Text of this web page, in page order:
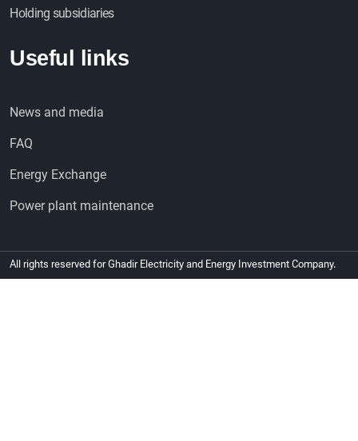
Holding subsidiaries
Useful links
News and media
FAQ
Energy Exchange
Power plant maintenance
All rights reserved forGhadir Electricity and Energy Investment Company.